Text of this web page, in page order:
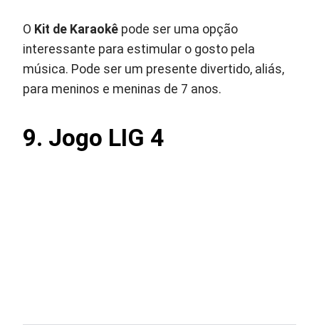
O Kit de Karaokê pode ser uma opção
interessante para estimular o gosto pela
música. Pode ser um presente divertido, aliás,
para meninos e meninas de 7 anos.
9. Jogo LIG 4